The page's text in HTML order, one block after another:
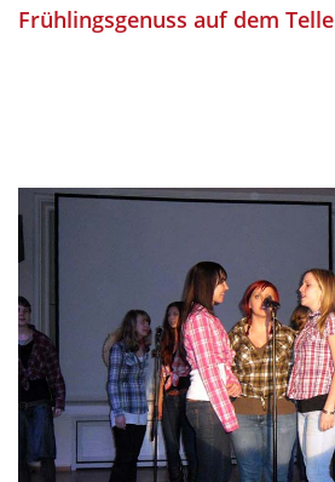
Frühlingsgenuss auf dem